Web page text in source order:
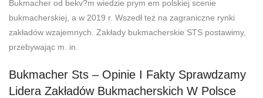
Bukmacher od bekv?m wiedzie prym em polskiej scenie
bukmacherskiej, a w 2019 r. Wszedł też na zagraniczne rynki
zakładów wzajemnych. Zakłady bukmacherskie STS postawimy,
przebywając m. in.
Bukmacher Sts – Opinie I Fakty Sprawdzamy
Lidera Zakładów Bukmacherskich W Polsce